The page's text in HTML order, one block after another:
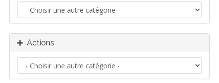
Actions